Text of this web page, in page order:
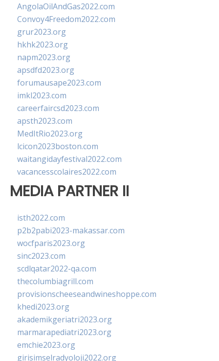
AngolaOilAndGas2022.com
Convoy4Freedom2022.com
grur2023.org
hkhk2023.org
napm2023.org
apsdfd2023.org
forumausape2023.com
imkl2023.com
careerfaircsd2023.com
apsth2023.com
MedItRio2023.org
lcicon2023boston.com
waitangidayfestival2022.com
vacancesscolaires2022.com
MEDIA PARTNER II
isth2022.com
p2b2pabi2023-makassar.com
wocfparis2023.org
sinc2023.com
scdlqatar2022-qa.com
thecolumbiagrill.com
provisionscheeseandwineshoppe.com
khedi2023.org
akademikgeriatri2023.org
marmarapediatri2023.org
emchie2023.org
girisimselradyoloji2022.org